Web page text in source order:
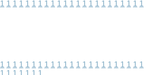
1 1 1 1 1 1 1 1 1 1 1 1 1 1 1 1 1 1 1 1 1 1 1
1 1 1 1 1 1 1 1 1 1 1 1 1 1 1 1 1 1 1 1 1 1 1
1 1 1 1 1 1 1